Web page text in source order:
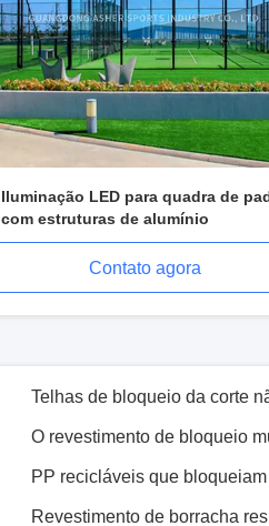
Iluminação LED para quadra de
com estruturas de alumínio
Contato agora